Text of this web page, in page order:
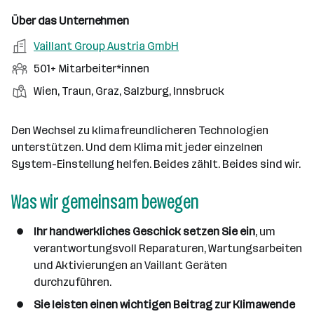
s
r
t
n
e
b
n
s
m
o
d
e
t
o
t
e
u
s
f
l
e
r
f
n
e
S
l
l
e
Über das Unternehmen
A
r
e
t
g
e
e
Vaillant Group Austria GmbH
M
i
t
r
b
e
t
n
501+ Mitarbeiter*innen
S
a
n
d
r
t
Wien, Traun, Graz, Salzburg, Innsbruck
Den Wechsel zu klimafreundlicheren Technologien
unterstützen. Und dem Klima mit jeder einzelnen
System-Einstellung helfen. Beides zählt. Beides sind wir.
Was wir gemeinsam bewegen
Ihr handwerkliches Geschick setzen Sie ein, um
verantwortungsvoll Reparaturen, Wartungsarbeiten
und Aktivierungen an Vaillant Geräten
durchzuführen.
Sie leisten einen wichtigen Beitrag zur Klimawende